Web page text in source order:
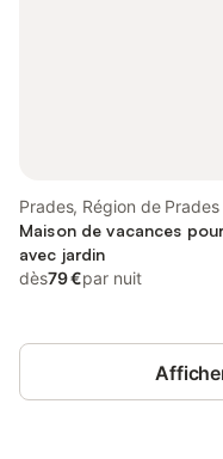
Prades, Région de Prades
Maison de vacances
avec jardin
dès79 €par nuit